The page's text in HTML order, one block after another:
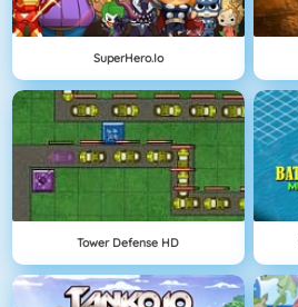
SuperHero.io
Tower Defense HD